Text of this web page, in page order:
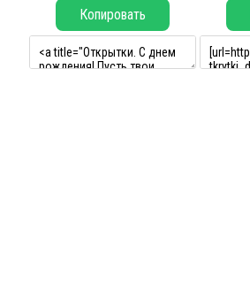
Копировать